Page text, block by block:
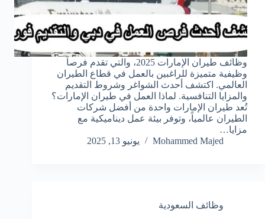
وظائف طيران الإمارات 2025، والتي تقدم فرصاً
وظيفية متميزة للراغبين بالعمل في قطاع الطيران
العالمي. اكتشف أحدث الشواغر وشروط التقديم
والمزايا التنافسية. لماذا العمل في طيران الإمارات؟
تُعد طيران الإمارات واحدة من أفضل شركات
الطيران عالمياً، وتوفر بيئة عمل ديناميكية مع
مزايا…
Mohammed Majed
يونيو 13, 2025
وظائف السعودية